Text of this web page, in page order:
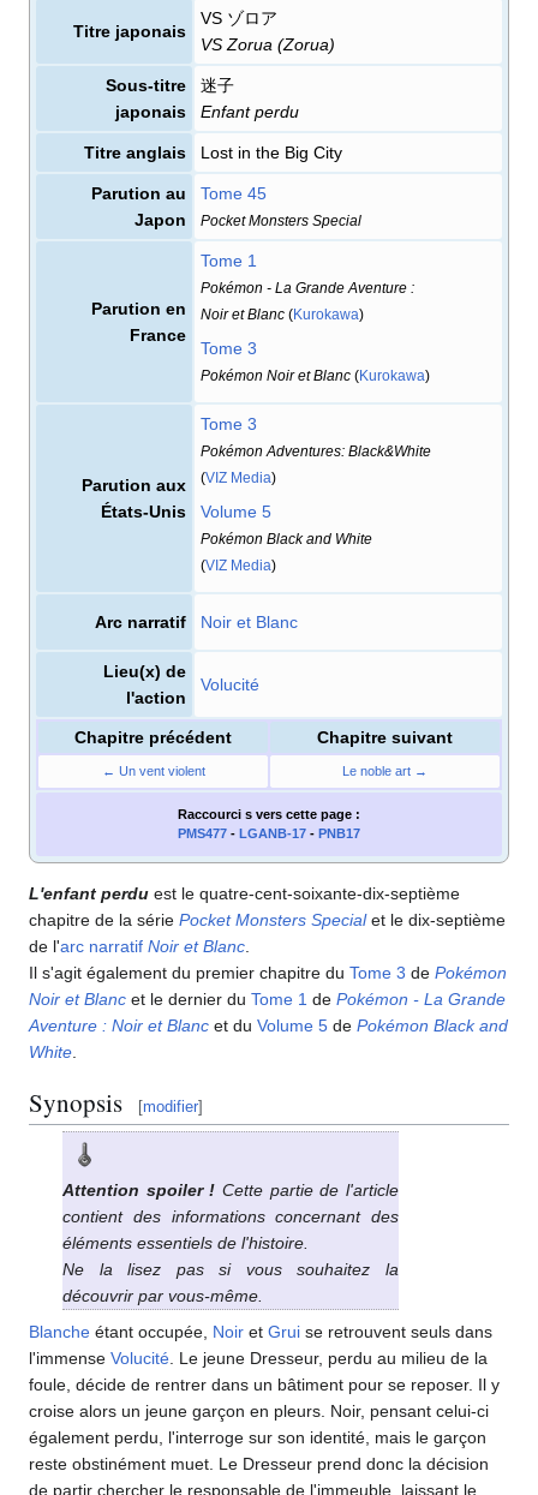
Titre japonais
VS ゾロア
VS Zorua (Zorua)
Sous-titre
japonais
迷子
Enfant perdu
Titre anglais Lost in the Big City
Parution au
Japon
Tome 45
Pocket Monsters Special
Parution en
France
Tome 1
Pokémon - La Grande Aventure :
Noir et Blanc (Kurokawa)
Tome 3
Pokémon Noir et Blanc (Kurokawa)
Parution aux
États-Unis
Tome 3
Pokémon Adventures: Black&White
(VIZ Media)
Volume 5
Pokémon Black and White
(VIZ Media)
Arc narratif Noir et Blanc
Lieu(x) de
l'action
Volucité
Chapitre précédent Chapitre suivant
← Un vent violent Le noble art →
Raccourci s vers cette page :
PMS477 - LGANB-17 - PNB17
L'enfant perdu est le quatre-cent-soixante-dix-septième
chapitre de la série Pocket Monsters Specialet le dix-septième
de l'arc narratif Noir et Blanc
Il s'agit également du premier chapitre du Tome 3 de Pokémon
Noir et Blanc et le dernier du Tome 1 de Pokémon - La Grande
Aventure : Noir et Blanc et du Volume 5 de Pokémon Black and
White
Synopsis [modifier]
Attention spoiler ! Cette partie de l'article
contient des informations concernant des
éléments essentiels de l'histoire.
Ne la lisez pas si vous souhaitez la
découvrir par vous-même.
Blanche étant occupée, Noir et Grui se retrouvent seuls dans
l'immense Volucité . Le jeune Dresseur, perdu au milieu de la
foule, décide de rentrer dans un bâtiment pour se reposer. Il y
croise alors un jeune garçon en pleurs. Noir, pensant celui-ci
également perdu, l'interroge sur son identité, mais le garçon
reste obstinément muet. Le Dresseur prend donc la décision
de partir chercher le responsable de l'immeuble, laissant le